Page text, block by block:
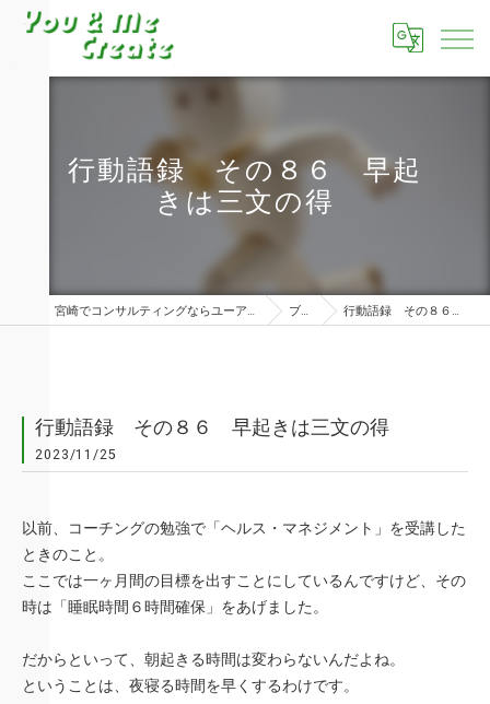
行動語録 その８６ 早起
きは三文の得
宮崎でコンサルティングならユーアンドミークリエイト株式会社 ブログ 行動語録 その８６ 早起きは三文の得
行動語録 その８６ 早起きは三文の得
2023/11/25
以前、コーチングの勉強で「ヘルス・マネジメント」を受講した
ときのこと。
ここでは一ヶ月間の目標を出すことにしているんですけど、その
時は「睡眠時間６時間確保」をあげました。
だからといって、朝起きる時間は変わらないんだよね。
ということは、夜寝る時間を早くするわけです。